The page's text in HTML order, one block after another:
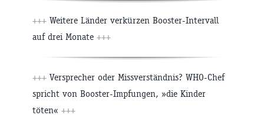
+++ Weitere Länder verkürzen Booster-Intervall
auf drei Monate +++
+++ Versprecher oder Missverständnis? WHO-Chef
spricht von Booster-Impfungen, »die Kinder
töten« +++